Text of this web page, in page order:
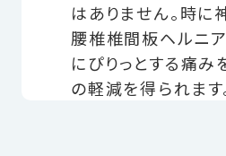
はありません。時
腰椎椎間板ヘルニ
にぴりっとする痛
の軽減を得られます